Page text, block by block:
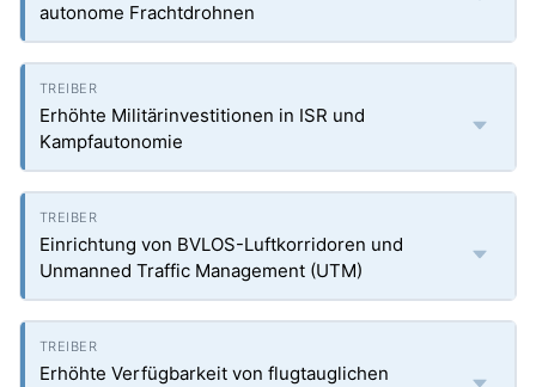
autonome Frachtdrohnen
Erhöhte Militärinvestitionen in ISR und
Kampfautonomie
Einrichtung von BVLOS-Luftkorridoren und
Unmanned Traffic Management (UTM)
Erhöhte Verfügbarkeit von flugtauglichen